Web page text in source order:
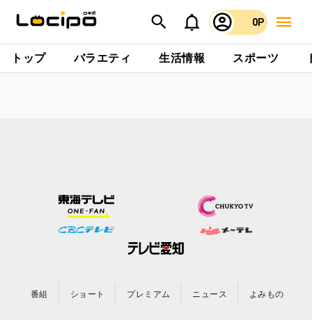
0P
トップ バラエティ 生活情報 スポーツ
番組 ショート プレミアム ニュース よみもの